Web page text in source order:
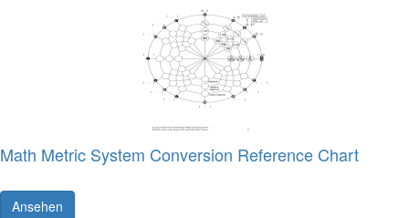
Math Metric System Conversion Reference Chart
Ansehen